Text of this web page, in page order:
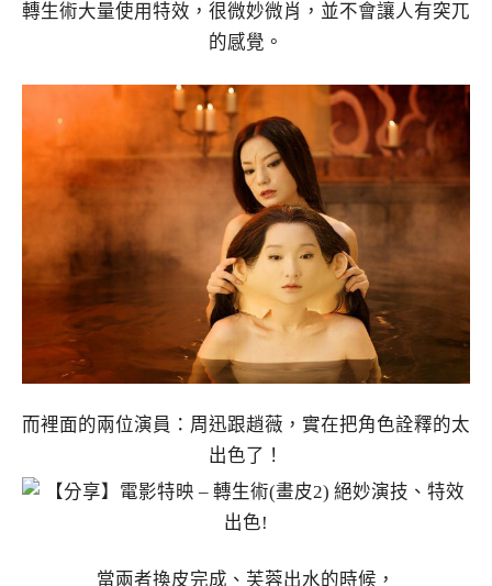
轉生術大量使用特效，很微妙微肖，並不會讓人有突兀
的感覺。
而裡面的兩位演員：周迅跟趙薇，實在把角色詮釋的太
出色了！
當兩者換皮完成、芙蓉出水的時候，